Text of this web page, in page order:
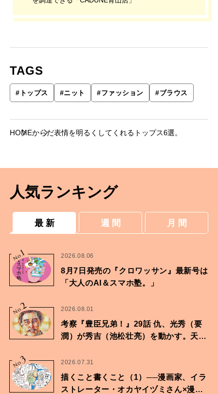
TAGS
# トップス #ニット #ファッション #ブラウス
HOMEからだ表情を明るくしてくれるトップス6選。
人気ランキング
最 新 週 間 月 間
No.
1 2026.08.06
8月7日発売の『クロワッサン』最新号は
「大人のAI＆スマホ塾。」
No.2 2026.08.01
考察『豊臣兄弟！』29話 仇、光秀（要
潤）が秀吉（池松壮亮）を動かす。天下
No.
3 2026.07.31
描くこと書くこと（1）──漫画家、イラ
ストレーター・オカヤイヅミさん×漫画